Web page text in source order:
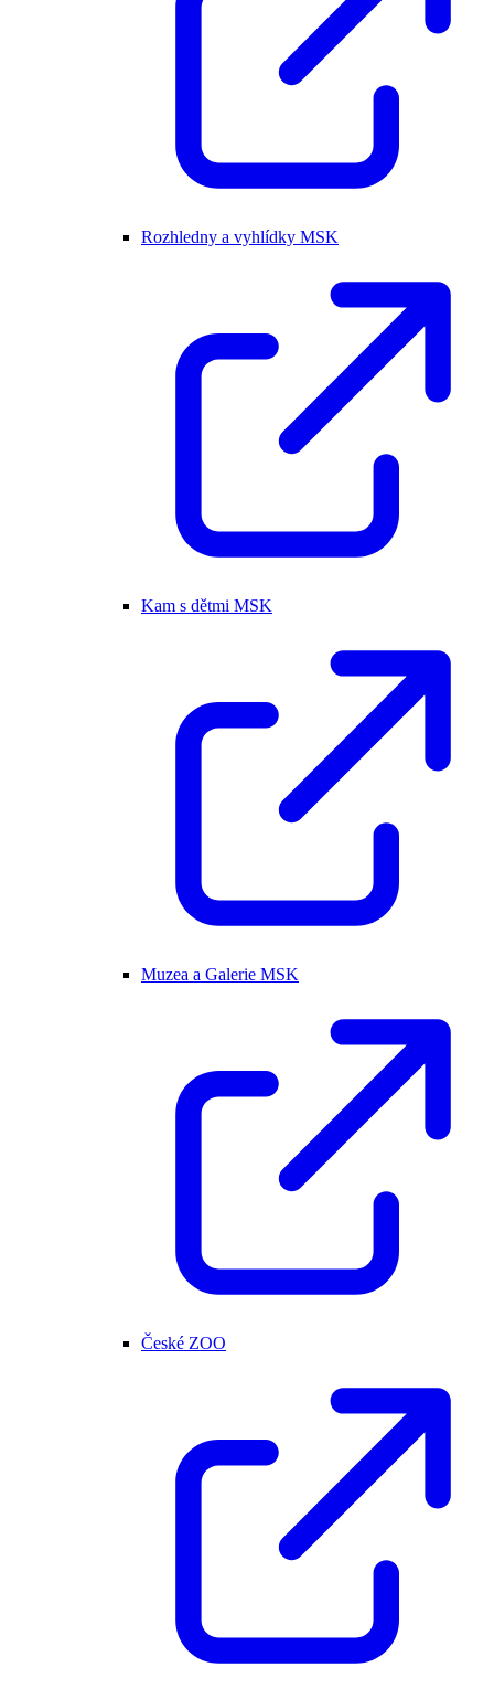
Rozhledny a vyhlídky MSK
Kam s dětmi MSK
Muzea a Galerie MSK
České ZOO